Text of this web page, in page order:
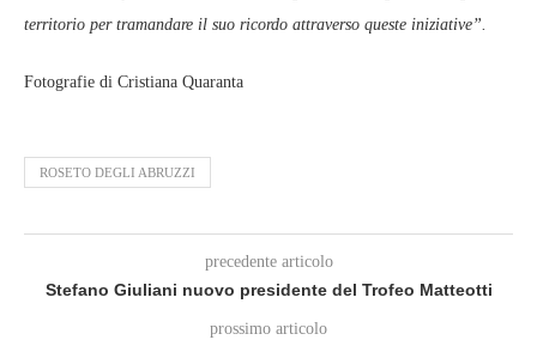
territorio per tramandare il suo ricordo attraverso queste iniziative”.
Fotografie di Cristiana Quaranta
ROSETO DEGLI ABRUZZI
precedente articolo
Stefano Giuliani nuovo presidente del Trofeo Matteotti
prossimo articolo